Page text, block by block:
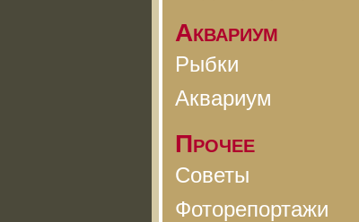
Аквариум
Рыбки
Аквариум
Прочее
Советы
Фоторепортажи